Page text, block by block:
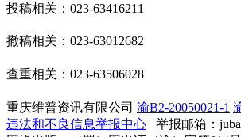
投稿相关：023-63416211
撤稿相关：023-63012682
查重相关：023-63506028
重庆维普资讯有限公司 渝B2-20050021-1
违法和不良信息举报中心 举报邮箱：